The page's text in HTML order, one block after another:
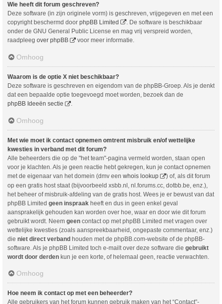
Wie heeft dit forum geschreven?
Deze software (in zijn originele vorm) is geschreven, vrijgegeven en met een
copyright beschermd door phpBB Limited
. De software is beschikbaar
onder de GNU General Public License en mag vrij verspreid worden,
raadpleeg over phpBB voor meer informatie.
Omhoog
Waarom is de optie X niet beschikbaar?
Deze software is geschreven en eigendom van de phpBB-Groep. Als je denkt
dat een bepaalde optie toegevoegd moet worden, bezoek dan de
phpBB Ideeën sectie
.
Omhoog
Met wie moet ik contact opnemen omtrent misbruik en/of wettelijke
kwesties in verband met dit forum?
Alle beheerders die op de "het team"-pagina vermeld worden, staan open
voor je klachten. Als je geen reactie hebt gekregen, kun je contact opnemen
met de eigenaar van het domein (dmv een whois lookup
) of, als dit forum
op een gratis host staat (bijvoorbeeld xsbb.nl, nl.forums.cc, dotbb.be, enz.),
het beheer of misbruik-afdeling van de gratis host. Wees je er bewust van dat
phpBB Limited geen inspraak heeft en dus in geen enkel geval
aansprakelijk gehouden kan worden over hoe, waar en door wie dit forum
gebruikt wordt. Neem geen contact op met phpBB Limited met vragen over
wettelijke kwesties (zoals aanspreekbaarheid, ongepaste commentaar, enz.)
die niet direct verband houden met de phpBB.com-website of de phpBB-
software. Als je phpBB Limited toch e-mailt over deze software die gebruikt
wordt door derden kun je een korte, of helemaal geen, reactie verwachten.
Omhoog
Hoe neem ik contact op met een beheerder?
Alle gebruikers van het forum kunnen gebruik maken van het “Contact”-